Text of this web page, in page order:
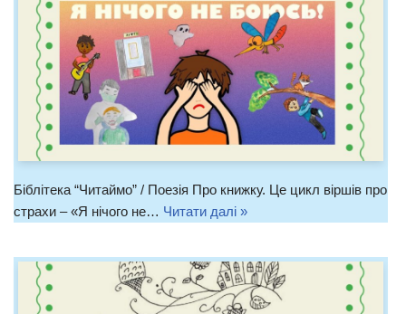
Біблітека “Читаймо” / Поезія Про книжку. Це цикл віршів про
страхи – «Я нічого не… Читати далі »